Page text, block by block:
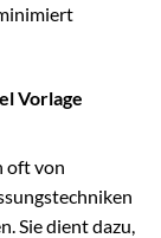
Vorlage
oft von
Sie dient dazu,